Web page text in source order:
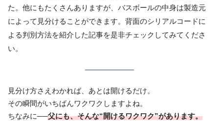
た。他にもたくさんありますが、バスボールの中身は製造元
によって見分けることができます。背面のシリアルコードに
よる判別方法を紹介した記事を是非チェックしてみてくださ
い。
見分け方さえわかれば、あとは開けるだけ。
その瞬間がいちばんワクワクしますよね。
ちなみに──父にも、そんな“開けるワクワク”があります。